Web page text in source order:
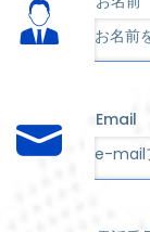
Email